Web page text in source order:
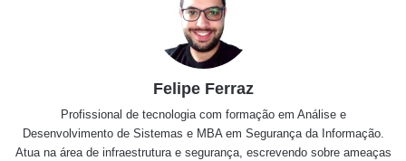
Felipe Ferraz
Profissional de tecnologia com formação em Análise e
Desenvolvimento de Sistemas e MBA em Segurança da Informação.
Atua na área de infraestrutura e segurança, escrevendo sobre ameaças